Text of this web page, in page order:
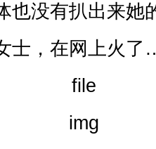
也没有扒出来
士，在网上火